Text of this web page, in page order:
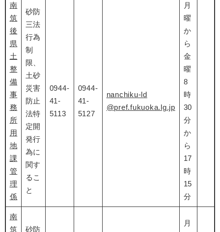
南
筑
後
県
土
整
備
事
務
所
用
地
課
管
理
係
砂防
三法
行為
制
限、
土砂
災害
防止
法特
定開
発行
為に
関す
るこ
と
0944-
41-
5113
0944-
41-
5127
nanchiku-ld
@pref.fukuoka.lg.jp
月
曜
か
ら
金
曜
8
時
30
分
か
ら
17
時
15
分
南
筑
砂防
月